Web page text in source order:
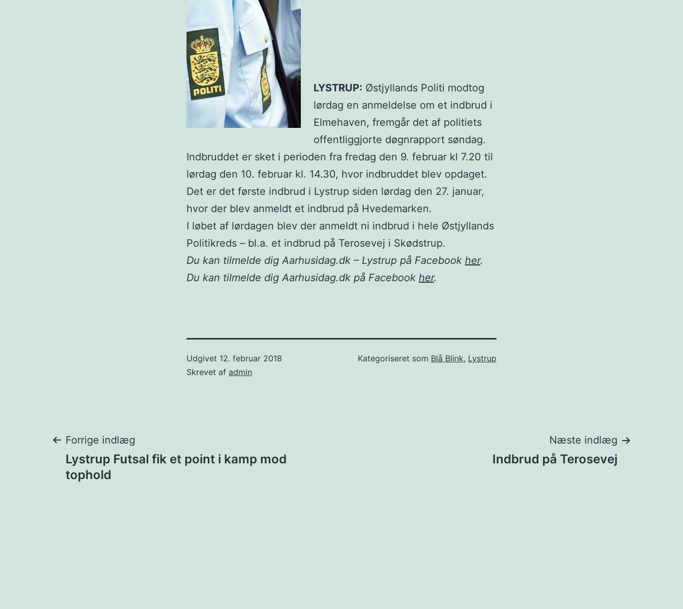
LYSTRUP: Østjyllands Politi modtog
lørdag en anmeldelse om et indbrud i
Elmehaven, fremgår det af politiets
offentliggjorte døgnrapport søndag.
Indbruddet er sket i perioden fra fredag den 9. februar kl 7.20 til
lørdag den 10. februar kl. 14.30, hvor indbruddet blev opdaget.
Det er det første indbrud i Lystrup siden lørdag den 27. januar,
hvor der blev anmeldt et indbrud på Hvedemarken.
I løbet af lørdagen blev der anmeldt ni indbrud i hele Østjyllands
Politikreds – bl.a. et indbrud på Terosevej i Skødstrup.
Du kan tilmelde dig Aarhusidag.dk – Lystrup på Facebook her.
Du kan tilmelde dig Aarhusidag.dk på Facebook her.
Udgivet 12. februar 2018
Skrevet af admin
Kategoriseret som Blå Blink, Lystrup
Indlægsnavigation
Forrige indlæg
Lystrup Futsal fik et point i kamp mod
tophold
Næste indlæg
Indbrud på Terosevej